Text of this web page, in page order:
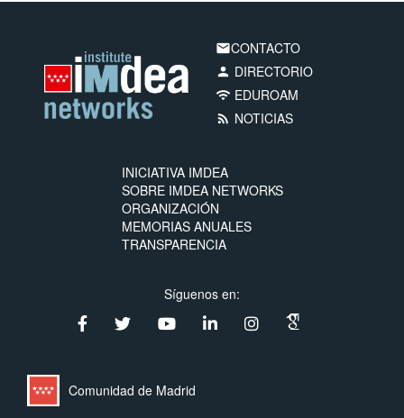
emailCONTACTO
person DIRECTORIO
wifi EDUROAM
rss_feed NOTICIAS
INICIATIVA IMDEA
SOBRE IMDEA NETWORKS
ORGANIZACIÓN
MEMORIAS ANUALES
TRANSPARENCIA
Síguenos en:
Comunidad de Madrid